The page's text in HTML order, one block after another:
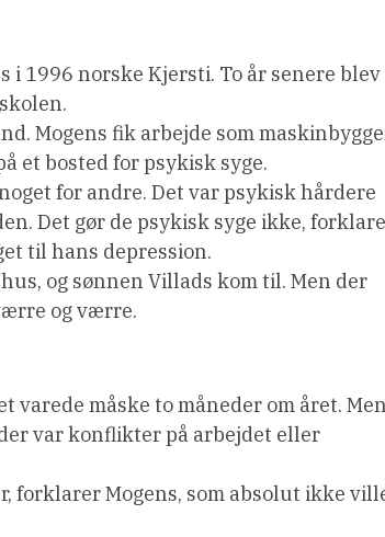
i 1996 norske Kjersti. To år senere blev
Mogens fik arbejde som
et bosted for psykisk syge.
for andre. Det var psykisk hårdere
Det gør de psykisk syge ikke,
til hans depression.
og sønnen Villads kom til. Men der
og værre.
varede måske to måneder om året.
var konflikter på arbejdet eller
forklarer Mogens, som absolut ikke